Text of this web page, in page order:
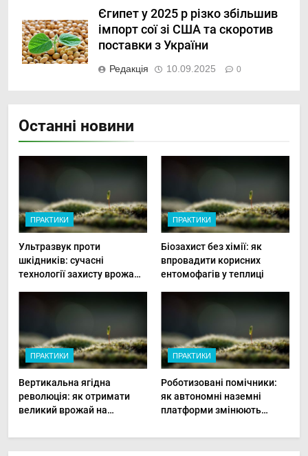
Єгипет у 2025 р різко збільшив
імпорт сої зі США та скоротив
поставки з України
Редакція 10.09.2025 0
Останні новини
ПРАКТИКИ
Ультразвук проти
шкідників: сучасні
технології захисту врожаю
ПРАКТИКИ
Біозахист без хімії: як
впровадити корисних
ентомофагів у теплиці
ПРАКТИКИ
Вертикальна ягідна
революція: як отримати
великий врожай на
ПРАКТИКИ
Роботизовані помічники:
як автономні наземні
платформи змінюють
овочами